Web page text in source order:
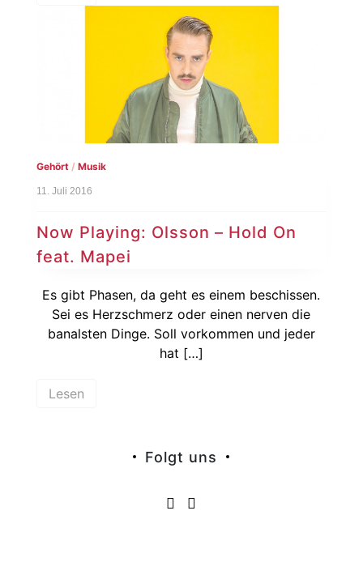
Gehört/ Musik
11. Juli 2016
Now Playing: Olsson – Hold On
feat. Mapei
Es gibt Phasen, da geht es einem beschissen.
Sei es Herzschmerz oder einen nerven die
banalsten Dinge. Soll vorkommen und jeder
hat […]
Lesen
Folgt uns